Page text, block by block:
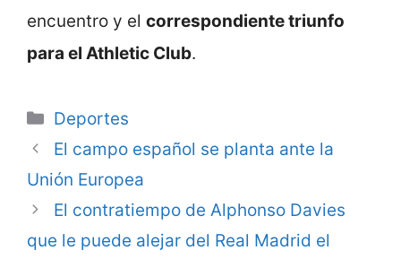
encuentro y el correspondiente triunfo
para el Athletic Club.
Categorie
Deportes
El campo español se planta ante la
Unión Europea
El contratiempo de Alphonso Davies
que le puede alejar del Real Madrid el